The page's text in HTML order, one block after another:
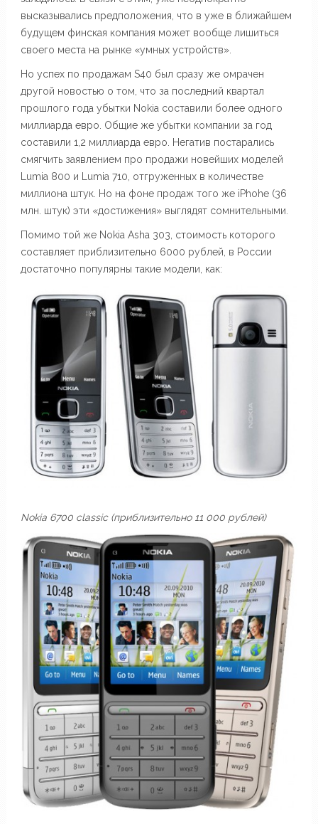
высказывались предположения, что в уже в ближайшем
будущем финская компания может вообще лишиться
своего места на рынке «умных устройств».
Но успех по продажам S40 был сразу же омрачен
другой новостью о том, что за последний квартал
прошлого года убытки Nokia составили более одного
миллиарда евро. Общие же убытки компании за год
составили 1,2 миллиарда евро. Негатив постарались
смягчить заявлением про продажи новейших моделей
Lumia 800 и Lumia 710, отгруженных в количестве
миллиона штук. Но на фоне продаж того же iPhohe (36
млн. штук) эти «достижения» выглядят сомнительными.
Помимо той же Nokia Asha 303, стоимость которого
составляет приблизительно 6000 рублей, в России
достаточно популярны такие модели, как:
Nokia 6700 classic (приблизительно 11 000 рублей)